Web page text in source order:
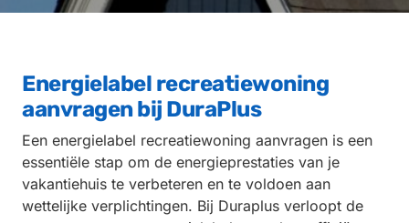
Energielabel recreatiewoning
aanvragen bij DuraPlus
Een energielabel recreatiewoning aanvragen is een
essentiële stap om de energieprestaties van je
vakantiehuis te verbeteren en te voldoen aan
wettelijke verplichtingen. Bij Duraplus verloopt de